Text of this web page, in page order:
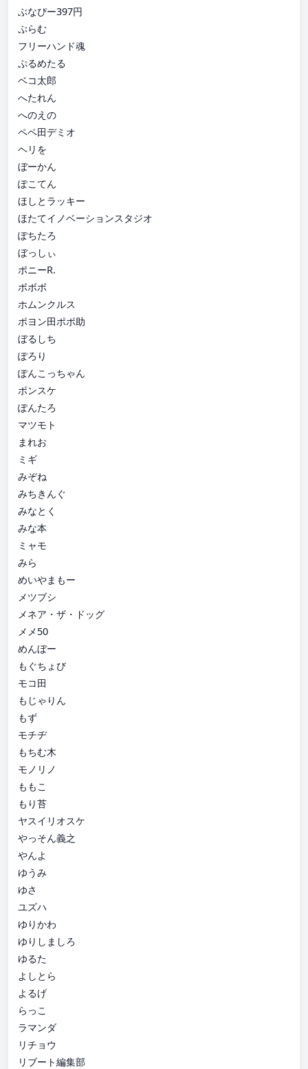
ぶなぴー397円
ぷらむ
フリーハンド魂
ぷるめたる
ベコ太郎
へたれん
へのえの
ペペ田デミオ
ヘリを
ぼーかん
ぽこてん
ほしとラッキー
ほたてイノベーションスタジオ
ぽちたろ
ぼっしぃ
ポニーR.
ボボボ
ホムンクルス
ポヨン田ポポ助
ぼるしち
ぽろり
ぽんこっちゃん
ポンスケ
ぽんたろ
マツモト
まれお
ミギ
みぞね
みちきんぐ
みなとく
みな本
ミャモ
みら
めいやまもー
メツブシ
メネア・ザ・ドッグ
メメ50
めんぼー
もぐちょび
モコ田
もじゃりん
もず
モチヂ
もちむ木
モノリノ
ももこ
もり苔
ヤスイリオスケ
やっそん義之
やんよ
ゆうみ
ゆさ
ユズハ
ゆりかわ
ゆりしましろ
ゆるた
よしとら
よるげ
らっこ
ラマンダ
リチョウ
リブート編集部